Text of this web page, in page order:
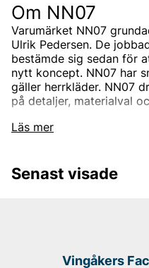
Läs mer
Om NN07
Varumärket NN07
Ulrik Pedersen. De
bestämde sig sedan för
nytt koncept. NN07 har
gäller herrkläder. NN07
på detaljer, materialval
Hur kom namnet
NN07 är ett varumärke
“No Nationality” och 07
Senast visade
Vingåkers